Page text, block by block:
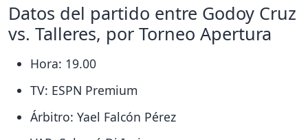
Datos del partido entre Godoy Cruz
vs. Talleres, por Torneo Apertura
Hora: 19.00
TV: ESPN Premium
Árbitro: Yael Falcón Pérez